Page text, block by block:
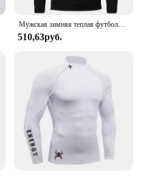
Мужская зимняя теплая футболка с длинным рукавом и ложным воротником
510,63руб.